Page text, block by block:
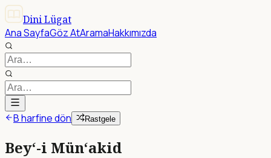
Dini Lügat
Ana SayfaGöz AtAramaHakkımızda
B harfine dön Rastgele
Bey‘-i Mün‘akid